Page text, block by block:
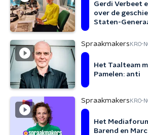
Gerdi Verbeet
over de
Staten-
Spraakmakers KRO-
Het Taalteam
Pamelen: anti
Spraakmakers KRO-
Het
Barend en